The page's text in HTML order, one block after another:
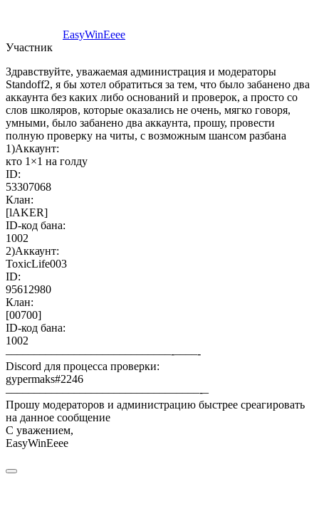
EasyWinEeee
Участник
Здравствуйте, уважаемая администрация и модераторы
Standoff2, я бы хотел обратиться за тем, что было забанено два
аккаунта без каких либо оснований и проверок, а просто со
слов школяров, которые оказались не очень, мягко говоря,
умными, было забанено два аккаунта, прошу, провести
полную проверку на читы, с возможным шансом разбана
1)Аккаунт:
кто 1×1 на голду
ID:
53307068
Клан:
[lAKER]
ID-код бана:
1002
2)Аккаунт:
ToxicLife003
ID:
95612980
Клан:
[00700]
ID-код бана:
1002
–––––––––––––––––––––––––––––-––––-
Discord для процесса проверки:
gypermaks#2246
––––––––––––––––––––––––––––—––––-–
Прошу модераторов и администрацию быстрее среагировать
на данное сообщение
С уважением,
EasyWinEeee